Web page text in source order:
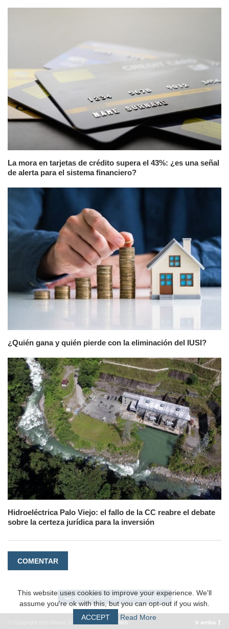
La mora en tarjetas de crédito supera el 43%: ¿es una señal
de alerta para el sistema financiero?
¿Quién gana y quién pierde con la eliminación del IUSI?
Hidroeléctrica Palo Viejo: el fallo de la CC reabre el debate
sobre la certeza jurídica para la inversión
COMENTAR
VER LA VERSIÓN DE ESCRITORIO
#EpicWeb Ir arriba
This website uses cookies to improve your experience. We'll
assume you're ok with this, but you can opt-out if you wish.
ACCEPT
Read More